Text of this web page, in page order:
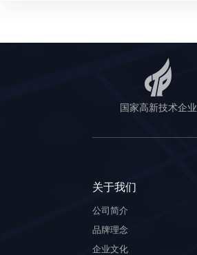
国家高新技术企业
关于我们
公司简介
品牌理念
企业文化